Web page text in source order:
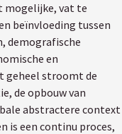
mogelijke, vat te
beïnvloeding tussen
demografische
en
geheel stroomt de
de opbouw van
abstractere context
is een continu proces,